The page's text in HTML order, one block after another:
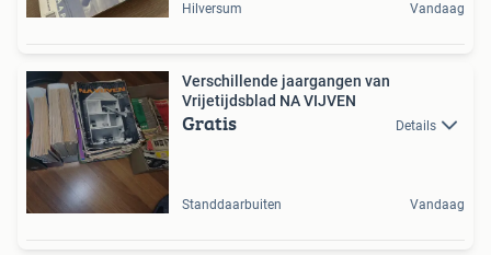
Hilversum Vandaag
Verschillende jaargangen van
Vrijetijdsblad NA VIJVEN
Gratis Details
Standdaarbuiten Vandaag